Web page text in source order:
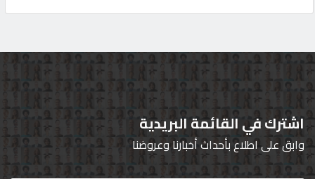
اشترك في القائمة البريدية
وابق على اطلاع بأحداث أخبارنا وعروضنا